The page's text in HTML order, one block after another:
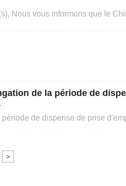
de la période de
de dispense de prise
>